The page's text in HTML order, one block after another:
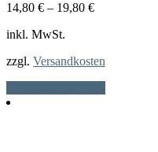
14,80 € – 19,80 €
inkl. MwSt.
zzgl. Versandkosten